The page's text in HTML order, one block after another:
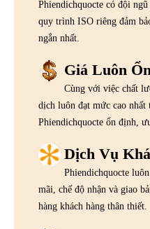
Phiendichquocte có đội
quy trình ISO riêng đảm
ngắn nhất.
Giá Luôn
Cùng với việc chất
dịch luôn đạt mức cao
Phiendichquocte ổn định,
Dịch Vụ
Phiendichquocte
mãi, chế độ nhận và giao
hàng khách hàng thân thiết.